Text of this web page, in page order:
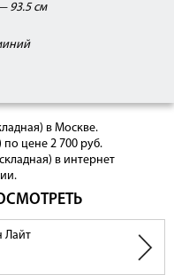
93.5 см
в Москве.
по цене 2 700 руб.
в интернет
Лайт